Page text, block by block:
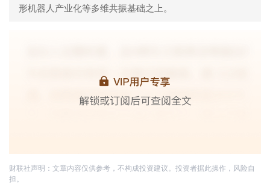
形机器人产业化等多维共振基础之上。
财联社声明：文章内容仅供参考，不构成投资建议。投资者据此操作，风险自
担。